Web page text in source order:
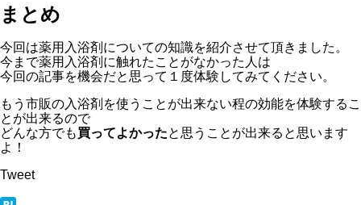
まとめ
今回は薬用入浴剤についての知識を紹介させて頂きました。
今まで薬用入浴剤に触れたことがなかった人は
今回の記事を機会だと思って１度体験してみてください。
もう市販の入浴剤を使うことが出来ない程の効能を体験するこ
とが出来るので
どんな方でも買ってよかったと思うことが出来ると思います
よ！
Tweet